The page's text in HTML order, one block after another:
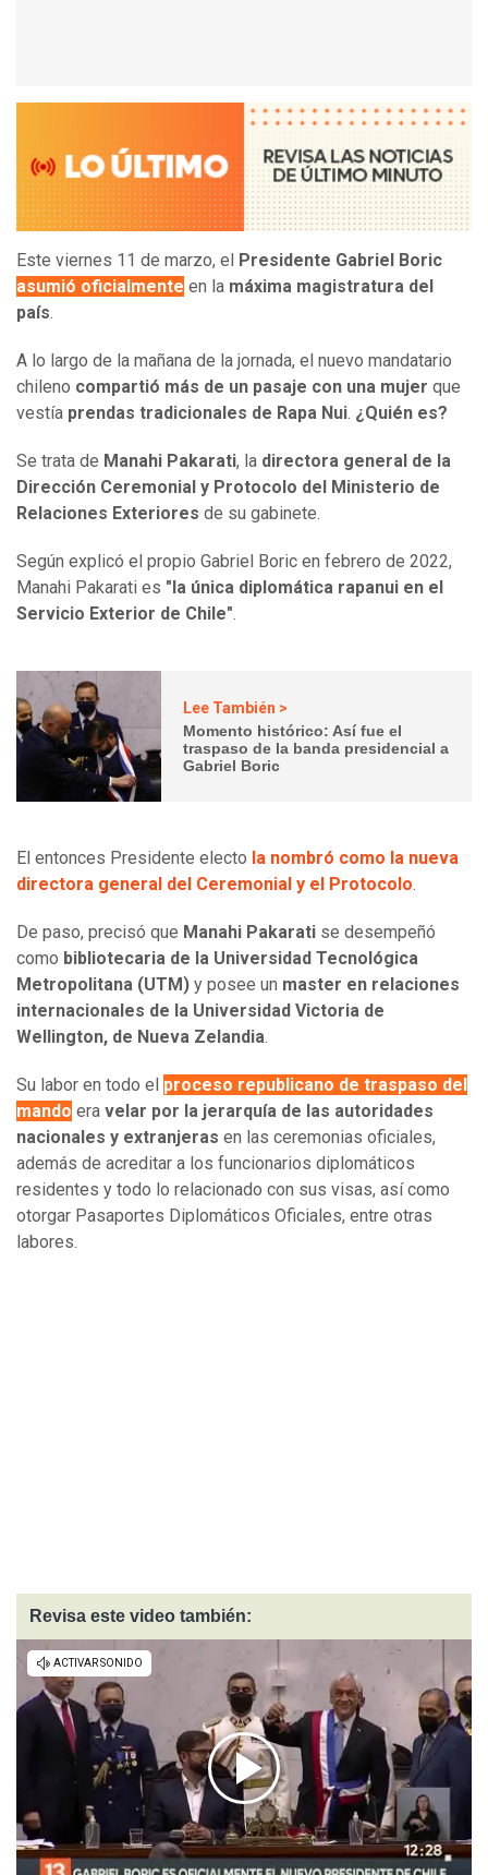
Este viernes 11 de marzo, el
Presidente Gabriel Boric
asumió oficialmente en la máxima magistratura del
país.
A lo largo de la mañana de la jornada, el nuevo mandatario
chileno compartió más de un pasaje con una mujer que
vestía prendas tradicionales de Rapa Nui. ¿Quién es?
Se trata de Manahi Pakarati, la directora general de la
Dirección Ceremonial y Protocolo del Ministerio de
Relaciones Exteriores de su gabinete.
Según explicó el propio Gabriel Boric en febrero de 2022,
Manahi Pakarati es "la única diplomática rapanui en el
Servicio Exterior de Chile".
Lee También >
Momento histórico: Así fue el
traspaso de la banda presidencial a
Gabriel Boric
El entonces Presidente electo la nombró como la nueva
directora general del Ceremonial y el Protocolo.
De paso, precisó que Manahi Pakarati se desempeñó
como bibliotecaria de la Universidad Tecnológica
Metropolitana (UTM) y posee un master en relaciones
internacionales de la Universidad Victoria de
Wellington, de Nueva Zelandia.
Su labor en todo el proceso republicano de traspaso del
mando era velar por la jerarquía de las autoridades
nacionales y extranjeras en las ceremonias oficiales,
además de acreditar a los funcionarios diplomáticos
residentes y todo lo relacionado con sus visas, así como
otorgar Pasaportes Diplomáticos Oficiales, entre otras
labores.
Revisa este video también: